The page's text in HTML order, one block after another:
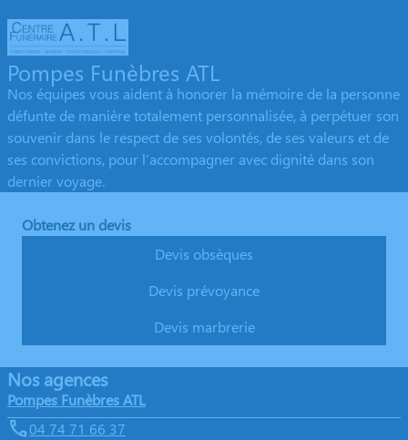
Pompes Funèbres ATL
Nos équipes vous aident à honorer la mémoire de la personne
défunte de manière totalement personnalisée, à perpétuer son
souvenir dans le respect de ses volontés, de ses valeurs et de
ses convictions, pour l’accompagner avec dignité dans son
dernier voyage.
Obtenez un devis
Devis obsèques
Devis prévoyance
Devis marbrerie
Nos agences
Pompes Funèbres ATL
04 74 71 66 37